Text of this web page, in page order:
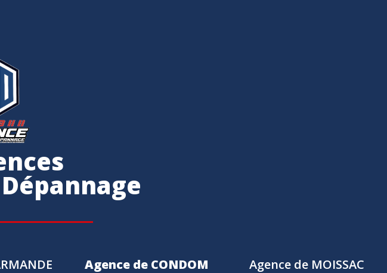
Agence de CONDOM Agence de MOISSAC